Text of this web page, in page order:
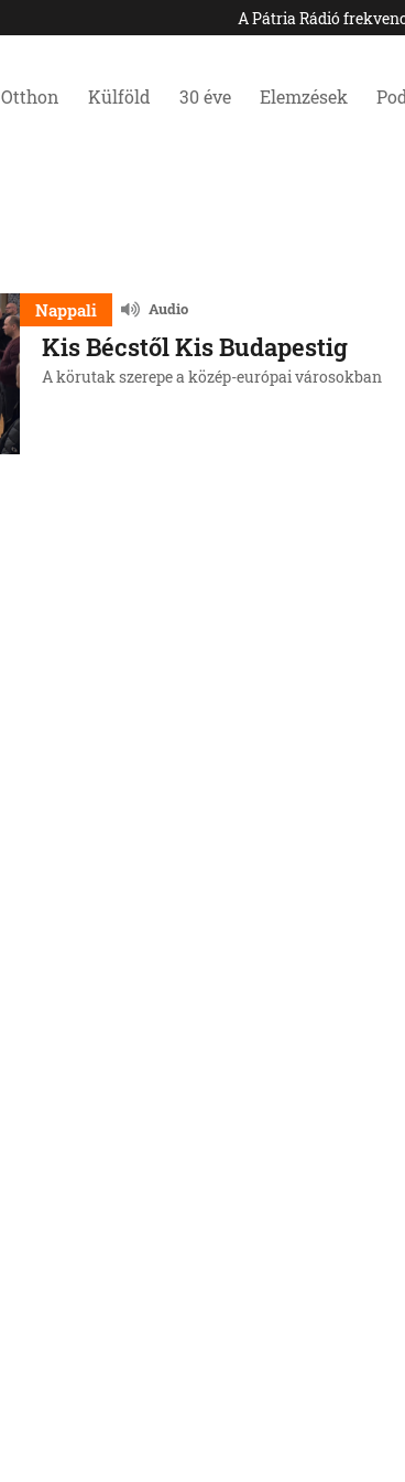
A Pátria Rádió
Otthon Külföld 30 éve Elemzések
Nappali Audio
Kis Bécstől Kis Budapestig
A körutak szerepe a közép-európai városokban